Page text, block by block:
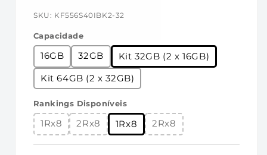
• VPP = 1,8 V Típico
• ECC On-Die
• Altura: 30,0 mm.
Especificações:
CL (DDI): 40 ciclos
•Tempo de ciclo de linha (tRCmin): 48ns
(min.)
•Taxa de atualização / Tempo de comando
SKU: KF556S40IBK2-32
Capacidade
16GB 32GB
Kit 32GB (2 x 16GB)
Kit 64GB (2 x 32GB)
Rankings Disponíveis
1Rx8 2Rx8 1Rx8 2Rx8